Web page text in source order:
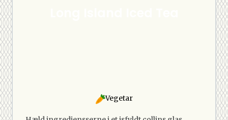
Vegetar